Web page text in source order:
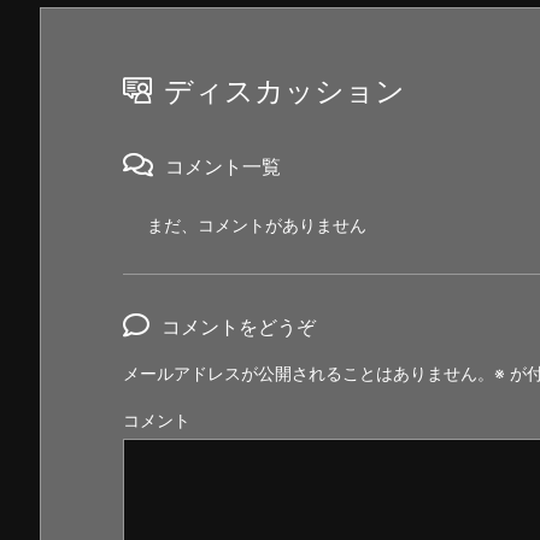
ディスカッション
コメント一覧
まだ、コメントがありません
コメントをどうぞ
メールアドレスが公開されることはありません。 ※ が
コメント